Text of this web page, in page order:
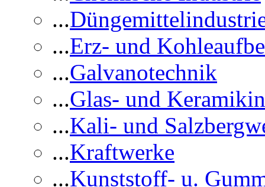
...
...Erz- und
...Galvanotechnik
...Glas- und
...Kali- und
...Kraftwerke
...Kunststoff- u.